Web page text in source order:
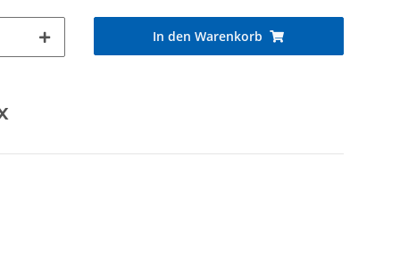
In den Warenkorb